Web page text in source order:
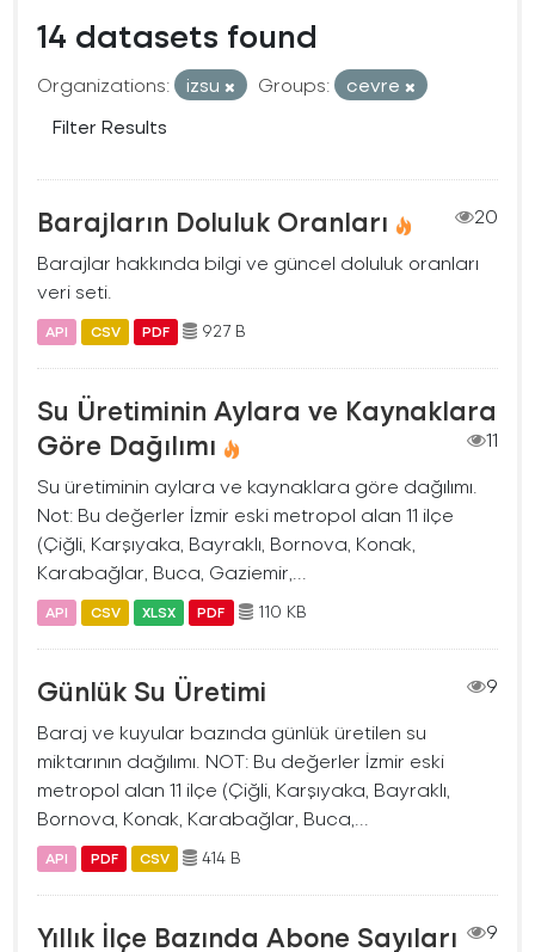
14 datasets found
Organizations: izsu Groups:
cevre
Filter Results
Barajların Doluluk Oranları
20
Barajlar hakkında bilgi ve güncel doluluk oranları
veri seti.
API CSV PDF 927 B
Su Üretiminin Aylara ve Kaynaklara
Göre Dağılımı
11
Su üretiminin aylara ve kaynaklara göre dağılımı.
Not: Bu değerler İzmir eski metropol alan 11 ilçe
(Çiğli, Karşıyaka, Bayraklı, Bornova, Konak,
Karabağlar, Buca, Gaziemir,...
API CSV XLSX PDF 110 KB
Günlük Su Üretimi
9
Baraj ve kuyular bazında günlük üretilen su
miktarının dağılımı. NOT: Bu değerler İzmir eski
metropol alan 11 ilçe (Çiğli, Karşıyaka, Bayraklı,
Bornova, Konak, Karabağlar, Buca,...
API PDF CSV 414 B
Yıllık İlçe Bazında Abone Sayıları 9